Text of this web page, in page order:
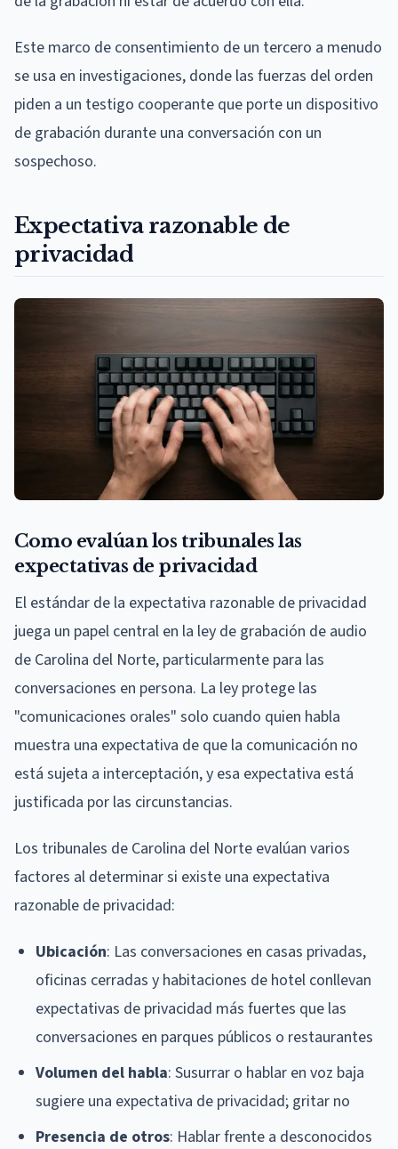
Este marco de consentimiento de un tercero a menudo
se usa en investigaciones, donde las fuerzas del orden
piden a un testigo cooperante que porte un dispositivo
de grabación durante una conversación con un
sospechoso.
Expectativa razonable de
privacidad
Como evalúan los tribunales las
expectativas de privacidad
El estándar de la expectativa razonable de privacidad
juega un papel central en la ley de grabación de audio
de Carolina del Norte, particularmente para las
conversaciones en persona. La ley protege las
"comunicaciones orales" solo cuando quien habla
muestra una expectativa de que la comunicación no
está sujeta a interceptación, y esa expectativa está
justificada por las circunstancias.
Los tribunales de Carolina del Norte evalúan varios
factores al determinar si existe una expectativa
razonable de privacidad:
Ubicación: Las conversaciones en casas privadas,
oficinas cerradas y habitaciones de hotel conllevan
expectativas de privacidad más fuertes que las
conversaciones en parques públicos o restaurantes
Volumen del habla: Susurrar o hablar en voz baja
sugiere una expectativa de privacidad; gritar no
Presencia de otros: Hablar frente a desconocidos